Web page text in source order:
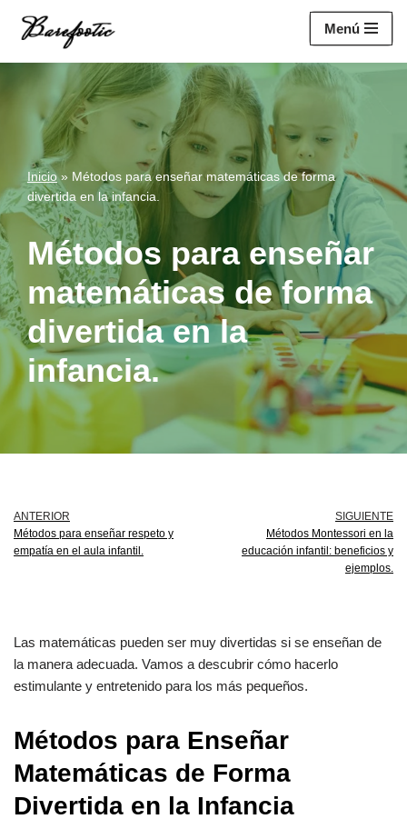
contenido
Menú
Inicio» Métodos para enseñar matemáticas de forma
divertida en la infancia.
Métodos para enseñar
matemáticas de forma
divertida en la
infancia.
ANTERIOR
Métodos para enseñar respeto y
empatía en el aula infantil.
SIGUIENTE
Métodos Montessori en la
educación infantil: beneficios y
ejemplos.
Las matemáticas pueden ser muy divertidas si se enseñan de
la manera adecuada. Vamos a descubrir cómo hacerlo
estimulante y entretenido para los más pequeños.
Métodos para Enseñar
Matemáticas de Forma
Divertida en la Infancia